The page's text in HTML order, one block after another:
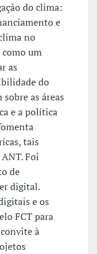
do clima:
e
no
como um
as
do
as áreas
e a política
tais
Foi
de
digital.
e os
FCT para
à